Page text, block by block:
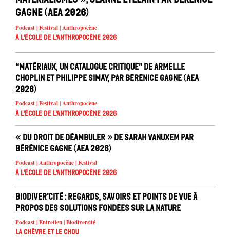
Gagne (AEA 2026)
Podcast | Festival | Anthropocène
À l'école de l'Anthropocène 2026
“Matériaux, un catalogue critique” de Armelle
Choplin et Philippe Simay, par Bérénice Gagne (AEA
2026)
Podcast | Festival | Anthropocène
À l'école de l'Anthropocène 2026
« Du droit de déambuler » de Sarah Vanuxem par
Bérénice Gagne (AEA 2026)
Podcast | Anthropocène | Festival
À l'école de l'Anthropocène 2026
Biodiver’cité : regards, savoirs et points de vue à
propos des solutions fondées sur la nature
Podcast | Entretien | Biodiversité
La chèvre et le chou